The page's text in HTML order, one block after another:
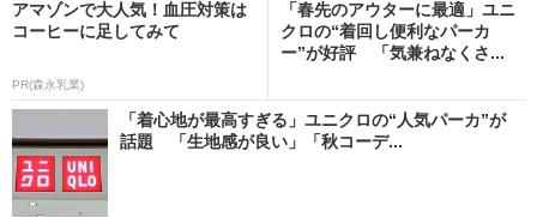
アマゾンで大人気！血圧対策は
コーヒーに足してみて
PR(森永乳業)
「春先のアウターに最適」ユニ
クロの“着回し便利なパーカ
ー”が好評 「気兼ねなくさ...
「着心地が最高すぎる」ユニクロの“人気パーカ”が
話題 「生地感が良い」「秋コーデ...